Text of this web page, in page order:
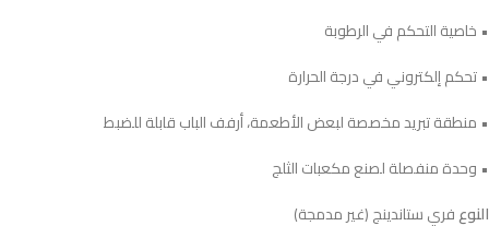
• خاصية التحكم في الرطوبة
• تحكم إلكتروني في درجة الحرارة
• منطقة تبريد مخصصة لبعض الأطعمة، أرفف الباب قابلة للضبط
• وحدة منفصلة لصنع مكعبات الثلج
النوعفري ستاندينج (غير مدمجة)